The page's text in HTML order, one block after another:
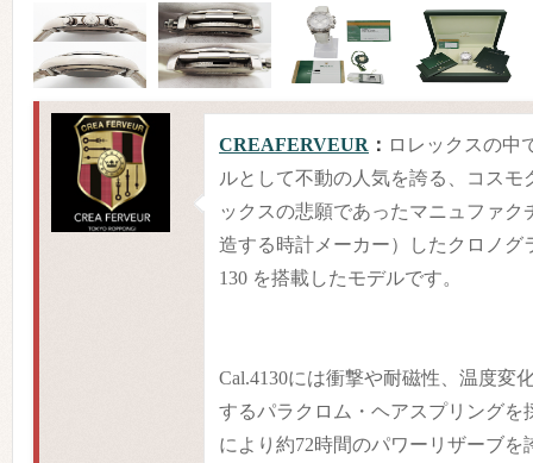
CREAFERVEUR ： ロレックスの中
ルとして不動の人気を誇る、コスモ
ックスの悲願であったマニュファク
造する時計メーカー）したクロノグ
130 を搭載したモデルです。
Cal.4130には衝撃や耐磁性、温度変
するパラクロム・ヘアスプリングを
により約72時間のパワーリザーブを